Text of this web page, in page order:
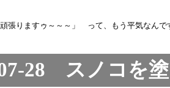
頑張りますゥ～～～」 って、もう平気なん
28 スノコを